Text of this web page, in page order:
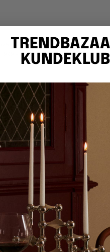
499,-
FAQ
ordrebekræftelse ?
?
KUNDEKLUB